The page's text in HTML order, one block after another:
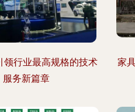
领行业最高规格的技术
服务新篇章
家